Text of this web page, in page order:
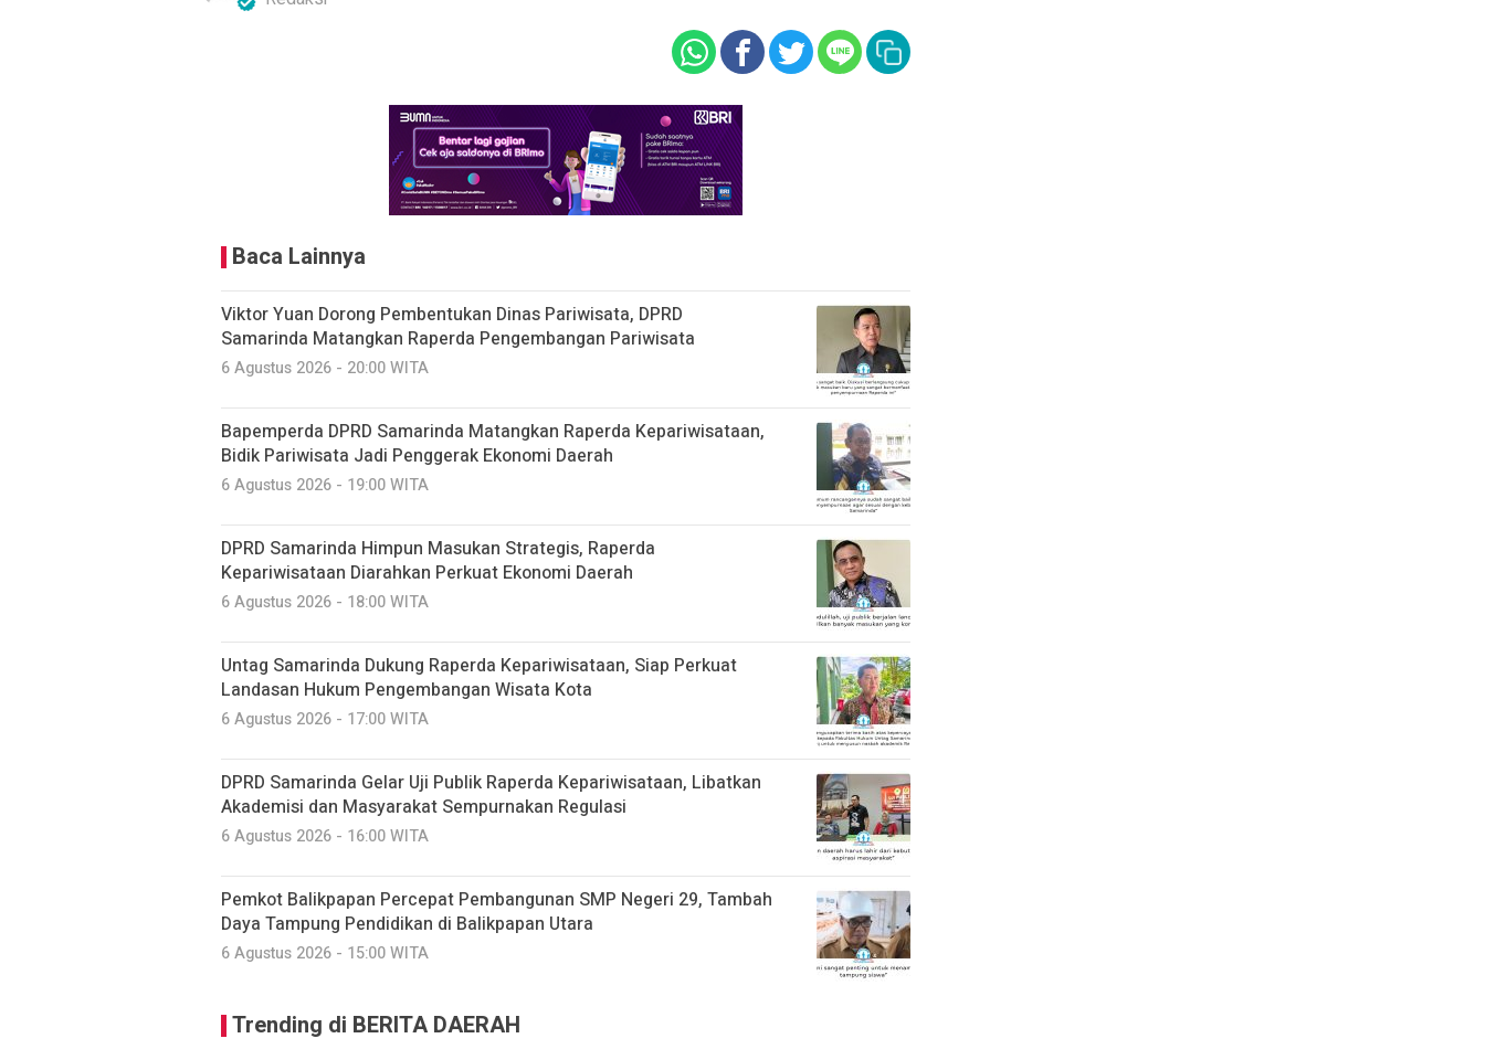
Baca Lainnya
Viktor Yuan Dorong Pembentukan Dinas Pariwisata, DPRD
Samarinda Matangkan Raperda Pengembangan Pariwisata
6 Agustus 2026 - 20:00 WITA
Bapemperda DPRD Samarinda Matangkan Raperda Kepariwisataan,
Bidik Pariwisata Jadi Penggerak Ekonomi Daerah
6 Agustus 2026 - 19:00 WITA
DPRD Samarinda Himpun Masukan Strategis, Raperda
Kepariwisataan Diarahkan Perkuat Ekonomi Daerah
6 Agustus 2026 - 18:00 WITA
Untag Samarinda Dukung Raperda Kepariwisataan, Siap Perkuat
Landasan Hukum Pengembangan Wisata Kota
6 Agustus 2026 - 17:00 WITA
DPRD Samarinda Gelar Uji Publik Raperda Kepariwisataan, Libatkan
Akademisi dan Masyarakat Sempurnakan Regulasi
6 Agustus 2026 - 16:00 WITA
Pemkot Balikpapan Percepat Pembangunan SMP Negeri 29, Tambah
Daya Tampung Pendidikan di Balikpapan Utara
6 Agustus 2026 - 15:00 WITA
Trending di BERITA DAERAH